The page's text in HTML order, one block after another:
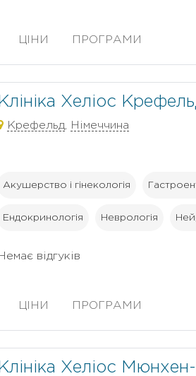
ЦІНИ ПРОГРАМИ
Клініка Хеліос
Крефельд, Німеччина
Акушерство і гінекологія
Ендокринологія Неврологія
Немає відгуків
ЦІНИ ПРОГРАМИ
Клініка Хеліос